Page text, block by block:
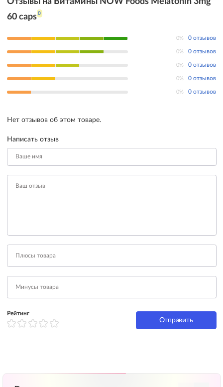
60 caps 0
0% 0 отзывов
0% 0 отзывов
0% 0 отзывов
0% 0 отзывов
0% 0 отзывов
Нет отзывов об этом товаре.
Написать отзыв
Рейтинг
Отправить